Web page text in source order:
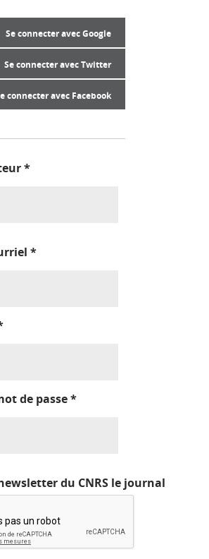
Se connecter avec Google
Se connecter avec Twitter
connecter avec Facebook
*
*
de passe*
du CNRS le journal